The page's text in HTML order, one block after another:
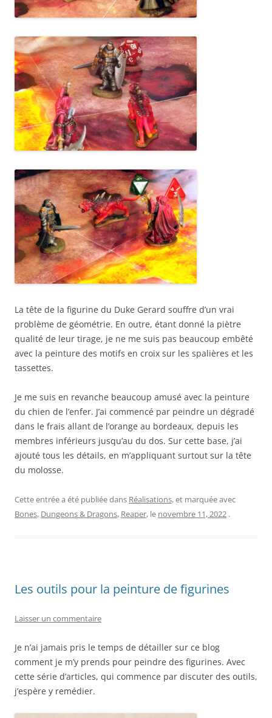
La tête de la figurine du Duke Gerard souffre d’un vrai
problème de géométrie. En outre, étant donné la piètre
qualité de leur tirage, je ne me suis pas beaucoup embêté
avec la peinture des motifs en croix sur les spalières et les
tassettes.
Je me suis en revanche beaucoup amusé avec la peinture
du chien de l’enfer. J’ai commencé par peindre un dégradé
dans le frais allant de l’orange au bordeaux, depuis les
membres inférieurs jusqu’au du dos. Sur cette base, j’ai
ajouté tous les détails, en m’appliquant surtout sur la tête
du molosse.
Cette entrée a été publiée dans Réalisations, et marquée avec
Bones, Dungeons & Dragons, Reaper, le novembre 11, 2022 .
Les outils pour la peinture de figurines
Laisser un commentaire
Je n’ai jamais pris le temps de détailler sur ce blog
comment je m’y prends pour peindre des figurines. Avec
cette série d’articles, qui commence par discuter des outils,
j’espère y remédier.